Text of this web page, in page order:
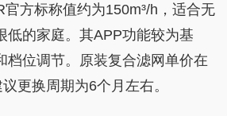
方标称值约为150m³/h，适合无
低的家庭。其APP功能较为基
档位调节。原装复合滤网单价在
更换周期为6个月左右。